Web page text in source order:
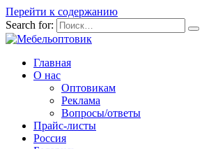
Перейти к содержанию
Search for:
Главная
О нас
Оптовикам
Реклама
Вопросы/ответы
Прайс-листы
Россия